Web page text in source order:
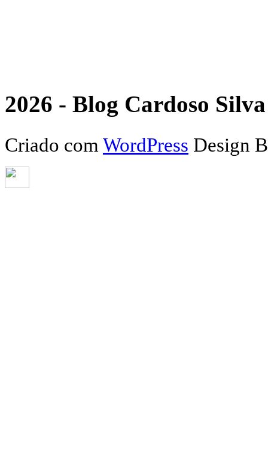
2026 - Blog Cardoso
Criado com WordPress Design